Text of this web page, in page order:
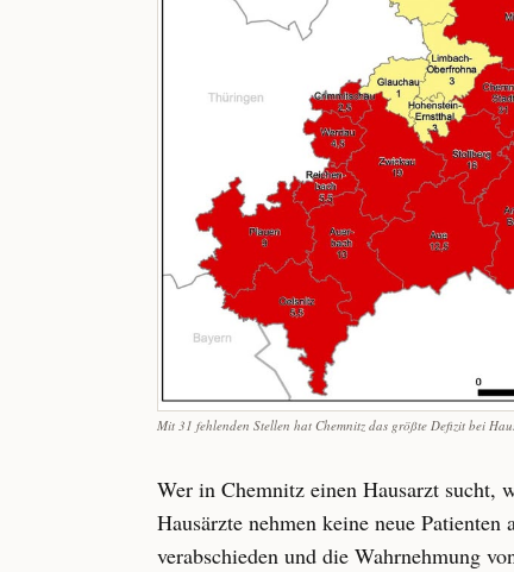
Mit 31 fehlenden Stellen hat Chemnitz das größte Defizit bei
Wer in Chemnitz einen Hausarzt sucht,
Hausärzte nehmen keine neue
verabschieden und die Wahrnehmung